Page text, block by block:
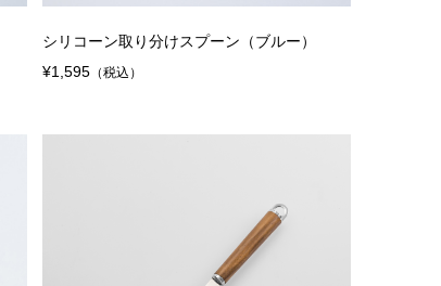
シリコーン取り分けスプーン（ブルー）
¥1,595（税込）